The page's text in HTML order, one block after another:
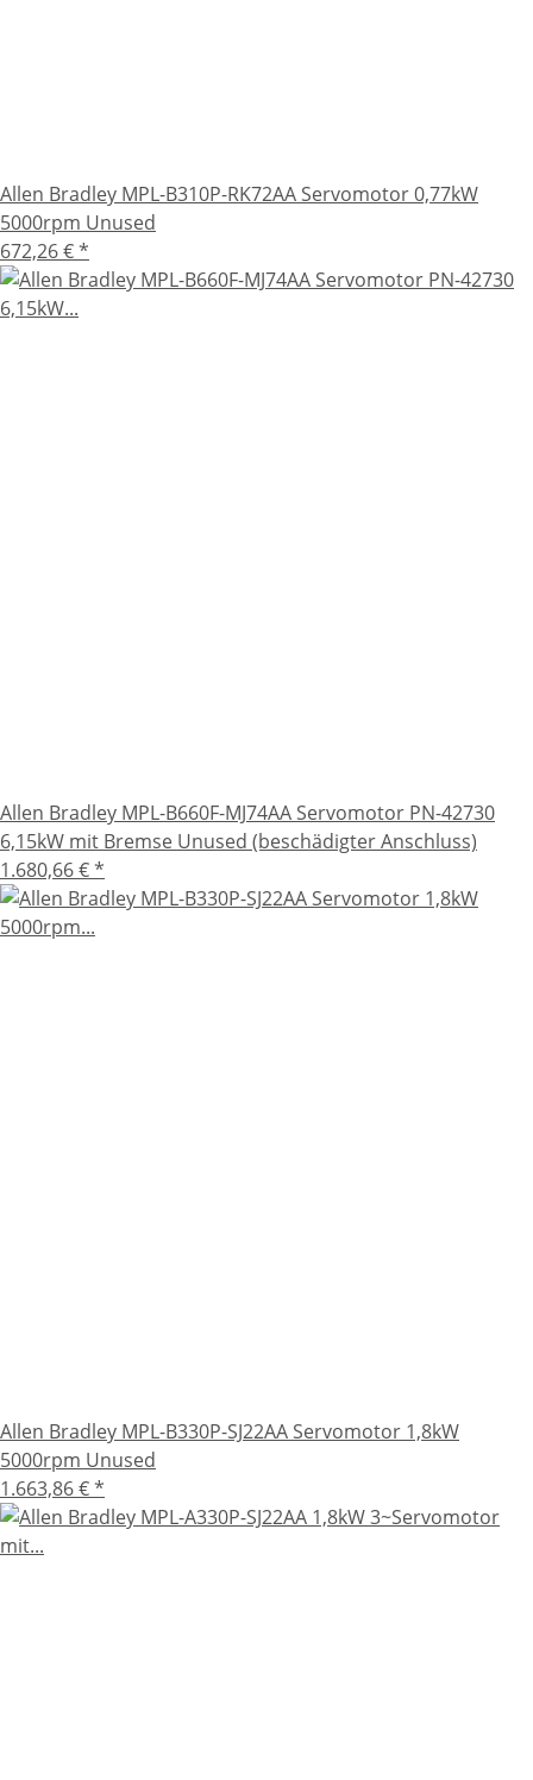
Allen Bradley MPL-B310P-RK72AA Servomotor 0,77kW
5000rpm Unused
672,26 €*
Allen Bradley MPL-B660F-MJ74AA Servomotor PN-42730
6,15kW mit Bremse Unused (beschädigter Anschluss)
1.680,66 €*
Allen Bradley MPL-B330P-SJ22AA Servomotor 1,8kW
5000rpm Unused
1.663,86 €*